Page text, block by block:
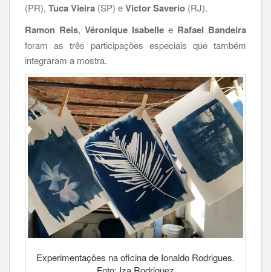
(PR), Tuca Vieira (SP) eVictor Saverio (RJ).
Ramon Reis, Véronique Isabelle e Rafael Bandeira
foram as três participações especiais que também
integraram a mostra.
Experimentações na oficina de Ionaldo Rodrigues.